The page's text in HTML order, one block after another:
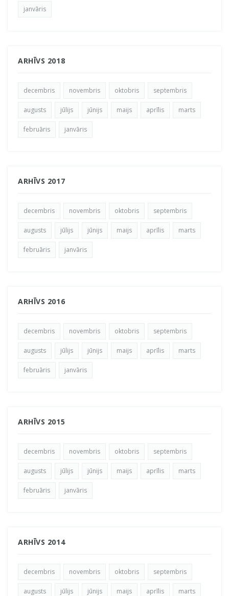
janvāris
ARHĪVS 2018
decembris novembris oktobris septembris
augusts jūlijs jūnijs maijs aprīlis marts
februāris janvāris
ARHĪVS 2017
decembris novembris oktobris septembris
augusts jūlijs jūnijs maijs aprīlis marts
februāris janvāris
ARHĪVS 2016
decembris novembris oktobris septembris
augusts jūlijs jūnijs maijs aprīlis marts
februāris janvāris
ARHĪVS 2015
decembris novembris oktobris septembris
augusts jūlijs jūnijs maijs aprīlis marts
februāris janvāris
ARHĪVS 2014
decembris novembris oktobris septembris
augusts jūlijs jūnijs maijs aprīlis marts